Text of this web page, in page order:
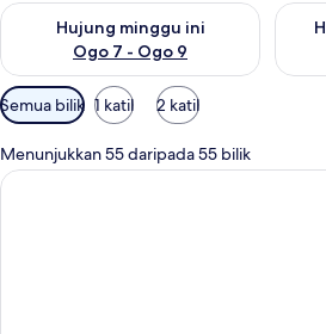
Hujung minggu ini
Ogo 7 - Ogo 9
Semak ketersediaan untuk hujung
Penapis
yang
tersedia
untuk
Semua bilik 1 katil 2 katil
Menunjukkan 55 daripada 55 bilik